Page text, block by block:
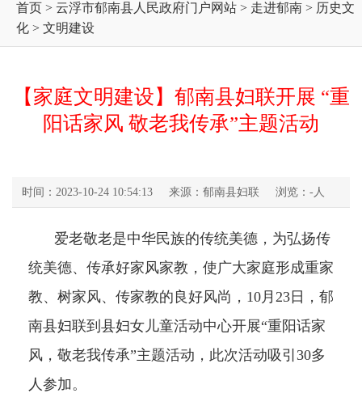
首页 > 云浮市郁南县人民政府门户网站 > 走进郁南 > 历史文
化 > 文明建设
【家庭文明建设】郁南县妇联开展 “重
阳话家风 敬老我传承”主题活动
时间：2023-10-24 10:54:13 来源：郁南县妇联 浏览： - 人
爱老敬老是中华民族的传统美德，为弘扬传
统美德、传承好家风家教，使广大家庭形成重家
教、树家风、传家教的良好风尚，10月23日，郁
南县妇联到县妇女儿童活动中心开展“重阳话家
风，敬老我传承”主题活动，此次活动吸引30多
人参加。